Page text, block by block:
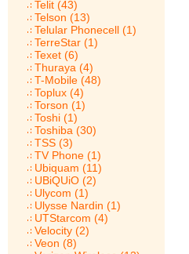
Telit (43)
Telson (13)
Telular Phonecell (1)
TerreStar (1)
Texet (6)
Thuraya (4)
T-Mobile (48)
Toplux (4)
Torson (1)
Toshi (1)
Toshiba (30)
TSS (3)
TV Phone (1)
Ubiquam (11)
UBiQUiO (2)
Ulycom (1)
Ulysse Nardin (1)
UTStarcom (4)
Velocity (2)
Veon (8)